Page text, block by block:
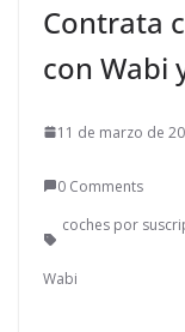
Contrata
con Wabi
11 de marzo de
0 Comments
coches por
Wabi